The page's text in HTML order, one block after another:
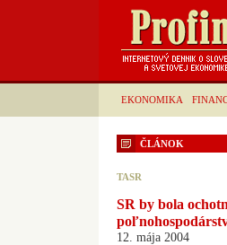
EKONOMIKA
ČLÁNOK
TASR
SR by bola
12. mája 2004